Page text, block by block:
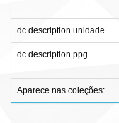
dc.description.unidade
dc.description.ppg
Aparece nas coleções: